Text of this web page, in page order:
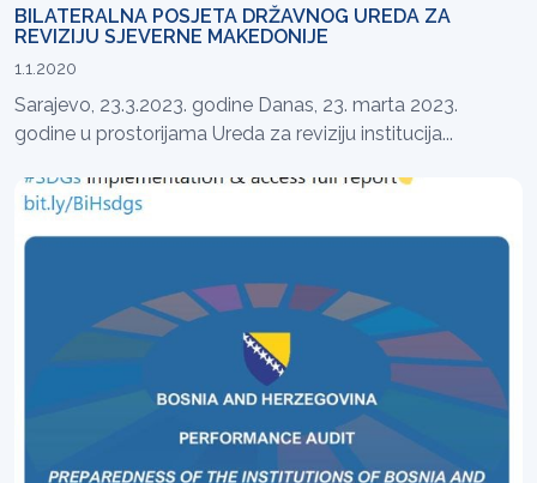
BILATERALNA POSJETA DRŽAVNOG UREDA ZA
REVIZIJU SJEVERNE MAKEDONIJE
1.1.2020
Sarajevo, 23.3.2023. godine Danas, 23. marta 2023.
godine u prostorijama Ureda za reviziju institucija...